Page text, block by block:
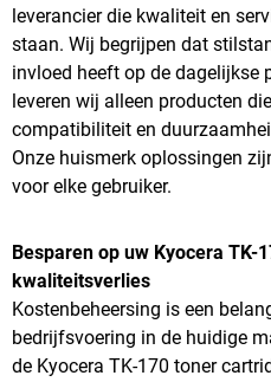
leverancier die kwaliteit en
staan. Wij begrijpen dat
invloed heeft op de dagelijkse
leveren wij alleen producten
compatibiliteit en
Onze huismerk oplossingen
voor elke gebruiker.
Besparen op uw Kyocera TK-
kwaliteitsverlies
Kostenbeheersing is een
bedrijfsvoering in de huidige
de Kyocera TK-170 toner